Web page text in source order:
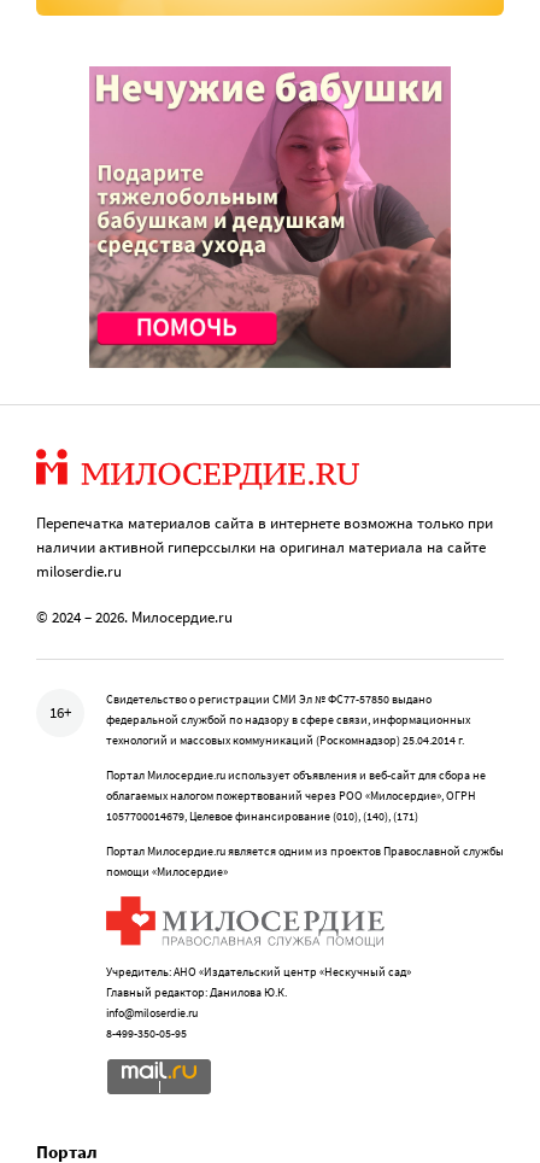
Перепечатка материалов сайта в интернете возможна только при
наличии активной гиперссылки на оригинал материала на сайте
miloserdie.ru
© 2024 – 2026. Милосердие.ru
16+
Свидетельство о регистрации СМИ Эл № ФС77-57850 выдано
федеральной службой по надзору в сфере связи, информационных
технологий и массовых коммуникаций (Роскомнадзор) 25.04.2014 г.
Портал Милосердие.ru использует объявления и веб-сайт для сбора не
облагаемых налогом пожертвований через РОО «Милосердие», ОГРН
1057700014679, Целевое финансирование (010), (140), (171)
Портал Милосердие.ru является одним из проектов Православной службы
помощи «Милосердие»
Учредитель: АНО «Издательский центр «Нескучный сад»
Главный редактор: Данилова Ю.К.
info@miloserdie.ru
8-499-350-05-95
Портал